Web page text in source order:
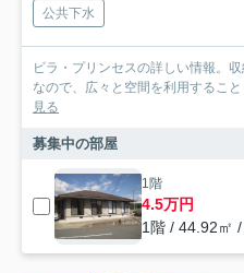
公共下水
ビラ・プリンセスの詳しい情報。
なので、広々と空間を利用するこ
見る
募集中の部屋
1階
4.5万円
1階 / 44.92㎡